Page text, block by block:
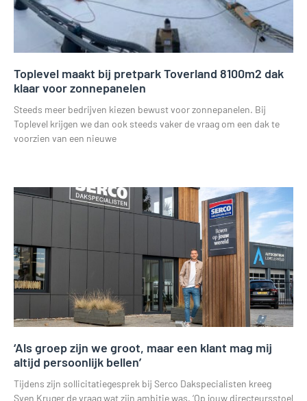
Toplevel maakt bij pretpark Toverland 8100m2 dak
klaar voor zonnepanelen
Steeds meer bedrijven kiezen bewust voor zonnepanelen. Bij
Toplevel krijgen we dan ook steeds vaker de vraag om een dak te
voorzien van een nieuwe
‘Als groep zijn we groot, maar een klant mag mij
altijd persoonlijk bellen’
Tijdens zijn sollicitatiegesprek bij Serco Dakspecialisten kreeg
Sven Kruger de vraag wat zijn ambitie was. ‘Op jouw directeursstoel